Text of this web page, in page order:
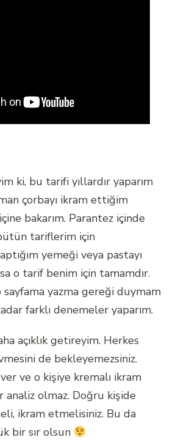
ki, bu tarifi yıllardır yaparım
çorbayı ikram ettiğim
bakarım. Parantez içinde
tariflerim için
yemeği veya pastayı
o tarif benim için tamamdır.
yazma gereği duymam
farklı denemeler yaparım.
açıklık getireyim. Herkes
de bekleyemezsiniz.
ve o kişiye kremalı ikram
analiz olmaz. Doğru kişide
ikram etmelisiniz. Bu da
bir sır olsun